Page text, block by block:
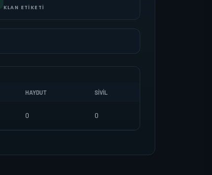
KLAN ETIKETI
HAYDUT SIVIL
0 0